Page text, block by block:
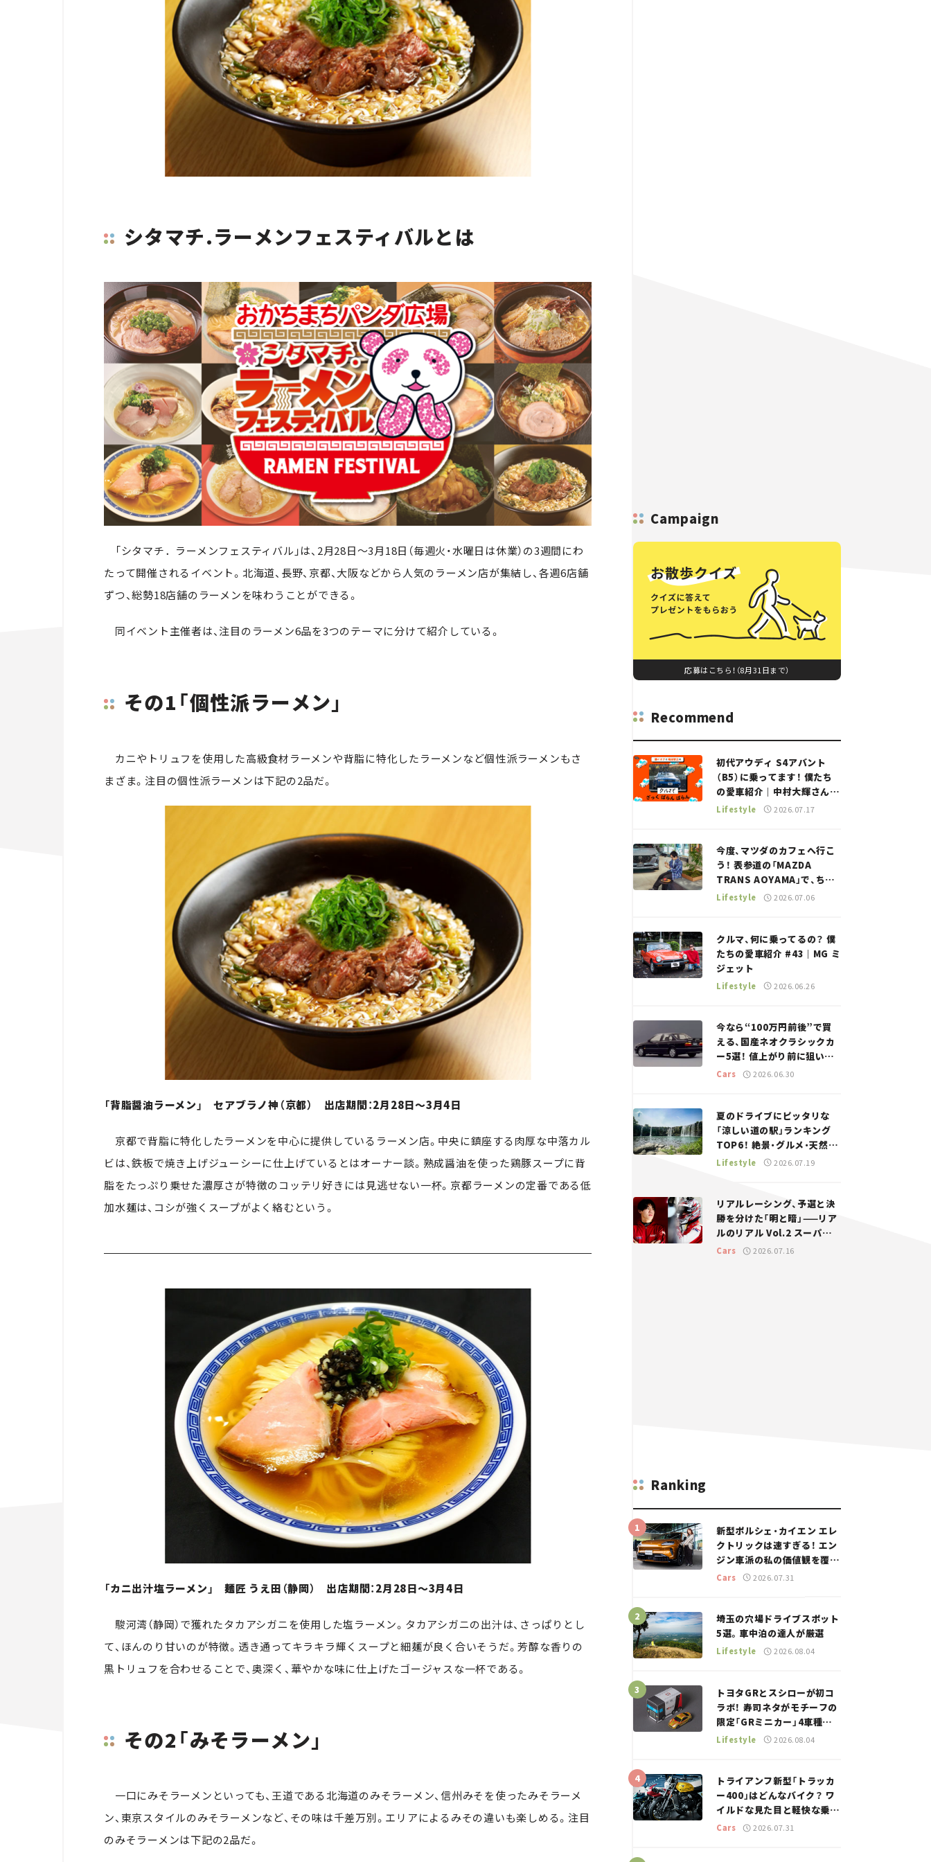
シタマチ.ラーメンフェスティバルとは
「シタマチ．ラーメンフェスティバル」は、2月28日～3月18日（毎週火・水曜日は休業）の3週間にわ
たって開催されるイベント。北海道、長野、京都、大阪などから人気のラーメン店が集結し、各週6店舗
ずつ、総勢18店舗のラーメンを味わうことができる。
同イベント主催者は、注目のラーメン6品を3つのテーマに分けて紹介している。
その1「個性派ラーメン」
カニやトリュフを使用した高級食材ラーメンや背脂に特化したラーメンなど個性派ラーメンもさ
まざま。注目の個性派ラーメンは下記の2品だ。
「背脂醤油ラーメン」 セアブラノ神（京都） 出店期間：2月28日～3月4日
京都で背脂に特化したラーメンを中心に提供しているラーメン店。中央に鎮座する肉厚な中落カル
ビは、鉄板で焼き上げジューシーに仕上げているとはオーナー談。熟成醤油を使った鶏豚スープに背
脂をたっぷり乗せた濃厚さが特徴のコッテリ好きには見逃せない一杯。京都ラーメンの定番である低
加水麺は、コシが強くスープがよく絡むという。
「カニ出汁塩ラーメン」 麺匠 うえ田（静岡） 出店期間：2月28日～3月4日
駿河湾（静岡）で獲れたタカアシガニを使用した塩ラーメン。タカアシガニの出汁は、さっぱりとし
て、ほんのり甘いのが特徴。透き通ってキラキラ輝くスープと細麺が良く合いそうだ。芳醇な香りの
黒トリュフを合わせることで、奥深く、華やかな味に仕上げたゴージャスな一杯である。
その2「みそラーメン」
一口にみそラーメンといっても、王道である北海道のみそラーメン、信州みそを使ったみそラーメ
ン、東京スタイルのみそラーメンなど、その味は千差万別。エリアによるみその違いも楽しめる。注目
のみそラーメンは下記の2品だ。
Campaign
応募はこちら！（8月31日まで）
Recommend
初代アウディ S4アバント
（B5）に乗ってます！ 僕たち
の愛車紹介｜中村大輝さん
——瀬イオナと嶋田智之の
Lifestyle 2026.07.17
今度、マツダのカフェへ行こ
う！ 表参道の「MAZDA
TRANS AOYAMA」で、ちょ
っとひと息。——連載｜CCG
Lifestyle 2026.07.06
クルマ、何に乗ってるの？ 僕
たちの愛車紹介 #43｜MG ミ
ジェット
Lifestyle 2026.06.26
今なら“100万円前後”で買
える、国産ネオクラシックカ
ー5選！ 値上がり前に狙いた
い、中古車探しをお手伝い――ち
Cars 2026.06.30
夏のドライブにピッタリな
「涼しい道の駅」ランキング
TOP6！ 絶景・グルメ・天然ク
ーラーなど、避暑におすすめ
Lifestyle 2026.07.19
リアルレーシング、予選と決
勝を分けた「明と暗」——リア
ルのリアル Vol.2 スーパー
GT 2026開幕戦 岡山国際サ
Cars 2026.07.16
Ranking
新型ポルシェ・カイエン エレ
クトリックは速すぎる！ エン
ジン車派の私の価値観を覆し
た、新しいポルシェの走り。
Cars 2026.07.31
埼玉の穴場ドライブスポット
5選。車中泊の達人が厳選
Lifestyle 2026.08.04
トヨタGRとスシローが初コ
ラボ！ 寿司ネタがモチーフの
限定「GRミニカー」4車種が
登場。入手方法は？【クルマ
Lifestyle 2026.08.04
トライアンフ新型「トラッカ
ー400」はどんなバイク？ ワ
イルドな見た目と軽快な乗り
味を両立した400ccフラット
Cars 2026.07.31